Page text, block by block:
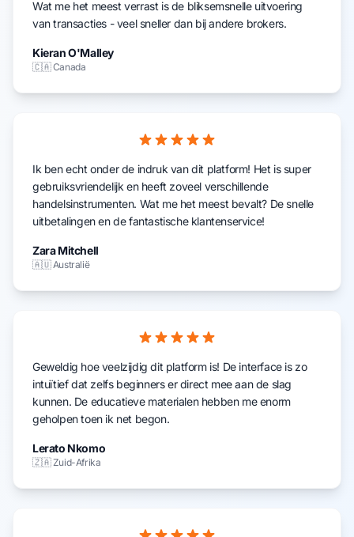
Wat me het meest verrast is de bliksemsnelle uitvoering
van transacties - veel sneller dan bij andere brokers.
Kieran O'Malley
🇨🇦 Canada
Ik ben echt onder de indruk van dit platform! Het is super
gebruiksvriendelijk en heeft zoveel verschillende
handelsinstrumenten. Wat me het meest bevalt? De snelle
uitbetalingen en de fantastische klantenservice!
Zara Mitchell
🇦🇺 Australië
Geweldig hoe veelzijdig dit platform is! De interface is zo
intuïtief dat zelfs beginners er direct mee aan de slag
kunnen. De educatieve materialen hebben me enorm
geholpen toen ik net begon.
Lerato Nkomo
🇿🇦 Zuid-Afrika